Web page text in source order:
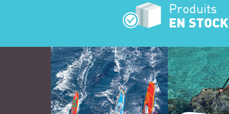
Produits
EN STOCK